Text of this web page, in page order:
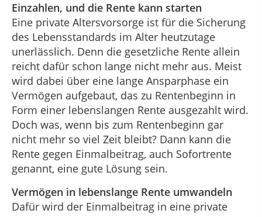
Einzahlen, und die Rente kann starten
Eine private Altersvorsorge ist für die Sicherung
des Lebensstandards im Alter heutzutage
unerlässlich. Denn die gesetzliche Rente allein
reicht dafür schon lange nicht mehr aus. Meist
wird dabei über eine lange Ansparphase ein
Vermögen aufgebaut, das zu Rentenbeginn in
Form einer lebenslangen Rente ausgezahlt wird.
Doch was, wenn bis zum Rentenbeginn gar
nicht mehr so viel Zeit bleibt? Dann kann die
Rente gegen Einmalbeitrag, auch Sofortrente
genannt, eine gute Lösung sein.
Vermögen in lebenslange Rente umwandeln
Dafür wird der Einmalbeitrag in eine private